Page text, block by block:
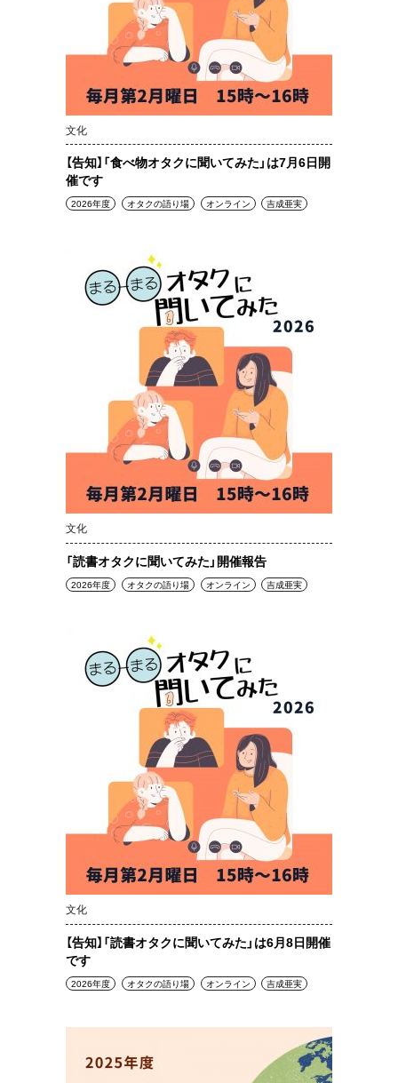
文化
【告知】「食べ物オタクに聞いてみた」は7月6日開
催です
2026年度 オタクの語り場 オンライン 吉成亜実
文化
「読書オタクに聞いてみた」開催報告
2026年度 オタクの語り場 オンライン 吉成亜実
文化
【告知】「読書オタクに聞いてみた」は6月8日開催
です
2026年度 オタクの語り場 オンライン 吉成亜実